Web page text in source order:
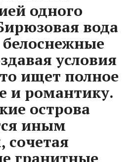
одного
вода
условия
ищет полное
и романтику.
острова
иным
сочетая
гранитные